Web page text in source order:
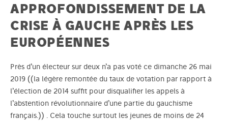
APPROFONDISSEMENT DE LA
CRISE À GAUCHE APRÈS LES
EUROPÉENNES
Près d’un électeur sur deux n’a pas voté ce dimanche 26 mai
2019 ((la légère remontée du taux de votation par rapport à
l’élection de 2014 suffit pour disqualifier les appels à
l’abstention révolutionnaire d’une partie du gauchisme
français.)) . Cela touche surtout les jeunes de moins de 24